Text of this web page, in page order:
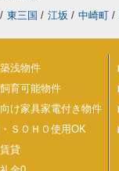
/ 東三国 / 江坂 / 中崎町 /
浅物件
育可能物件
け家具家電付き物件
ＳＯＨＯ使用OK
貸